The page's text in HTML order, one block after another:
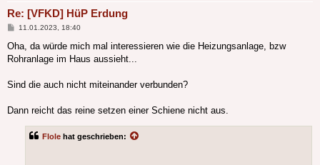
Re: [VFKD] HüP Erdung
Beitrag
11.01.2023, 18:40
Oha, da würde mich mal interessieren wie die Heizungsanlage, bzw
Rohranlage im Haus aussieht...
Sind die auch nicht miteinander verbunden?
Dann reicht das reine setzen einer Schiene nicht aus.
Flole hat geschrieben: